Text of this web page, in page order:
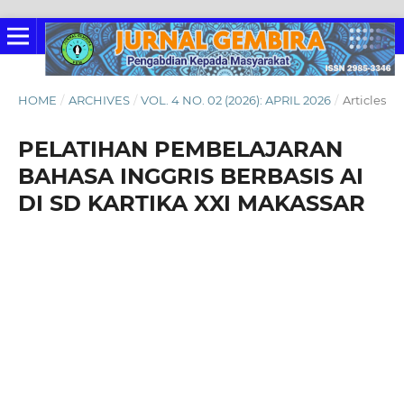
HOME / ARCHIVES / VOL. 4 NO. 02 (2026): APRIL 2026 / Articles
PELATIHAN PEMBELAJARAN
BAHASA INGGRIS BERBASIS AI
DI SD KARTIKA XXI MAKASSAR